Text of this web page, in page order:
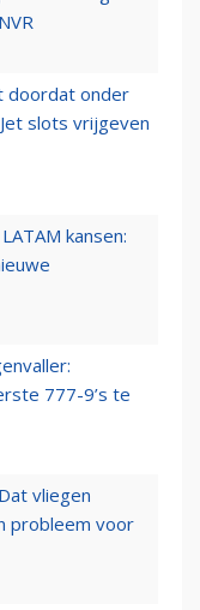
doordat onder
slots vrijgeven
kansen:
777-9’s te
vliegen
probleem voor